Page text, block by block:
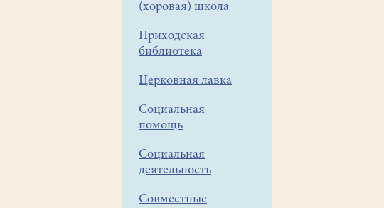
(хоровая) школа
Приходская
библиотека
Церковная лавка
Социальная
помощь
Социальная
деятельность
Совместные